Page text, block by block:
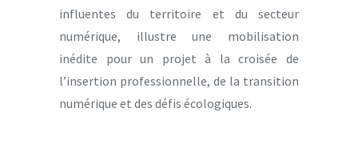
influentes du territoire et du secteur
numérique, illustre une mobilisation
inédite pour un projet à la croisée de
l’insertion professionnelle, de la transition
numérique et des défis écologiques.